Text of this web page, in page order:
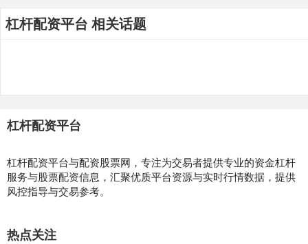
杠杆配资平台 相关话题
杠杆配资平台
杠杆配资平台与配资股票网，专注为交易者提供专业的资金杠杆
服务与股票配资信息，汇聚优质平台资源与实时行情数据，提供
风控指导与交易参考。
热点关注